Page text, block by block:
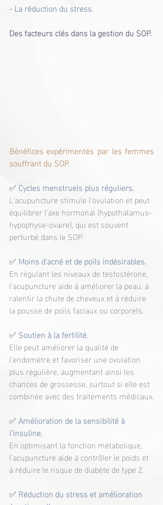
- La réduction du stress.
Des facteurs clés dans la gestion du SOP.
Bénéfices expérimentés par les femmes
souffrant du SOP.
✅ Cycles menstruels plus réguliers.
L'acupuncture stimule l'ovulation et peut
équilibrer l'axe hormonal (hypothalamus-
hypophyse-ovaire), qui est souvent
perturbé dans le SOP.
✅ Moins d'acné et de poils indésirables.
En régulant les niveaux de testostérone,
l'acupuncture aide à améliorer la peau, à
ralentir la chute de cheveux et à réduire
la pousse de poils faciaux ou corporels.
✅ Soutien à la fertilité.
Elle peut améliorer la qualité de
l'endomètre et favoriser une ovulation
plus régulière, augmentant ainsi les
chances de grossesse, surtout si elle est
combinée avec des traitements médicaux.
✅ Amélioration de la sensibilité à
l'insuline.
En optimisant la fonction métabolique,
l'acupuncture aide à contrôler le poids et
à réduire le risque de diabète de type 2.
✅ Réduction du stress et amélioration